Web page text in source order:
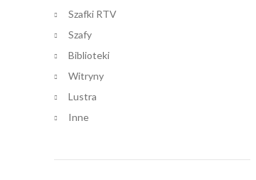
Szafki RTV
Szafy
Biblioteki
Witryny
Lustra
Inne